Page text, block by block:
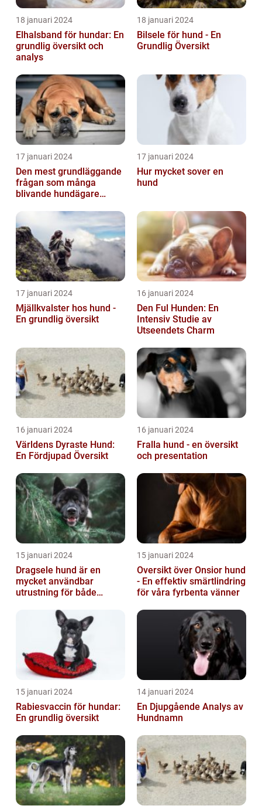
18 januari 2024
Elhalsband för hundar: En
grundlig översikt och
analys
18 januari 2024
Bilsele för hund - En
Grundlig Översikt
17 januari 2024
Den mest grundläggande
frågan som många
blivande hundägare
hund dräktig...
17 januari 2024
Hur mycket sover en
hund
17 januari 2024
Mjällkvalster hos hund -
En grundlig översikt
16 januari 2024
Den Ful Hunden: En
Intensiv Studie av
Utseendets Charm
16 januari 2024
Världens Dyraste Hund:
En Fördjupad Översikt
16 januari 2024
Fralla hund - en översikt
och presentation
15 januari 2024
Dragsele hund är en
mycket användbar
utrustning för både
15 januari 2024
Oversikt över Onsior hund
- En effektiv smärtlindring
för våra fyrbenta vänner
15 januari 2024
Rabiesvaccin för hundar:
En grundlig översikt
14 januari 2024
En Djupgående Analys av
Hundnamn